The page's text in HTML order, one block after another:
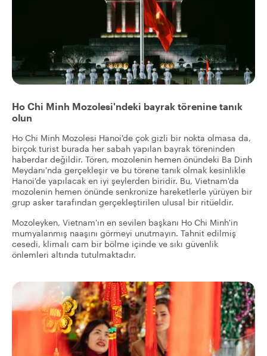
Ho Chi Minh Mozolesi'ndeki bayrak törenine tanık
olun
Ho Chi Minh Mozolesi Hanoi'de çok gizli bir nokta olmasa da,
birçok turist burada her sabah yapılan bayrak töreninden
haberdar değildir. Tören, mozolenin hemen önündeki Ba Dinh
Meydanı'nda gerçekleşir ve bu törene tanık olmak kesinlikle
Hanoi'de yapılacak en iyi şeylerden biridir. Bu, Vietnam'da
mozolenin hemen önünde senkronize hareketlerle yürüyen bir
grup asker tarafından gerçekleştirilen ulusal bir ritüeldir.
Mozoleyken, Vietnam'ın en sevilen başkanı Ho Chi Minh'in
mumyalanmış naaşını görmeyi unutmayın. Tahnit edilmiş
cesedi, klimalı cam bir bölme içinde ve sıkı güvenlik
önlemleri altında tutulmaktadır.